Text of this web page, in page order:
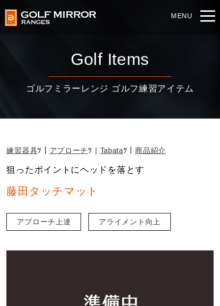
Golf Items
ゴルフミラーレンジ ゴルフ練習アイテム
練習器具 アプローチ Tabata 商品紹介
狙ったポイントにヘッドを落とす
藤田タッチマット
アプローチ上達 アライメント向上